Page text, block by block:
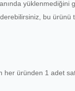
yüklenmediğini
bu ürünü
her üründen 1 adet